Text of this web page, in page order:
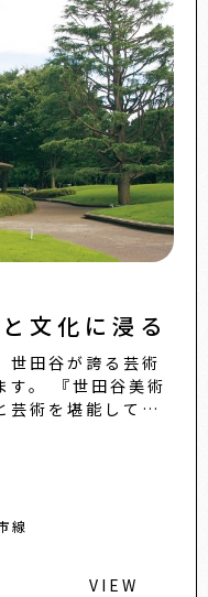
文化に浸る
世田谷が誇る芸術
美術
芸術を堪能して下
線
VIEW